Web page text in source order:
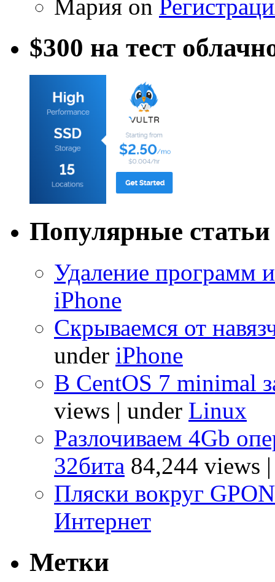
Мария on
$300 на тест
Популярные статьи
Удаление программ
iPhone
Скрываемся от
under iPhone
В CentOS 7 minimal
views | under Linux
Разлочиваем 4Gb
32бита 84,244 views
Пляски вокруг
Интернет
Метки